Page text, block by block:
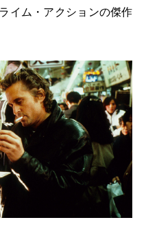
イム・アクションの傑作